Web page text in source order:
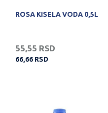
ROSA KISELA VODA 0,5L
55,55 RSD
66,66 RSD